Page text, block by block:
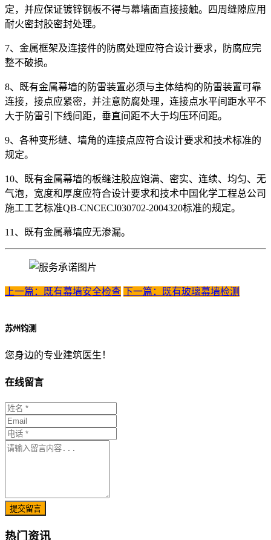
定，并应保证镀锌钢板不得与幕墙面直接接触。四周缝隙应用
耐火密封胶密封处理。
7、金属框架及连接件的防腐处理应符合设计要求，防腐应完
整不破损。
8、既有金属幕墙的防雷装置必须与主体结构的防雷装置可靠
连接，接点应紧密，并注意防腐处理，连接点水平间距水平不
大于防雷引下线间距，垂直间距不大于均压环间距。
9、各种变形缝、墙角的连接点应符合设计要求和技术标准的
规定。
10、既有金属幕墙的板缝注胶应饱满、密实、连续、均匀、无
气泡，宽度和厚度应符合设计要求和技术中国化学工程总公司
施工工艺标准QB-CNCECJ030702-2004320标准的规定。
11、既有金属幕墙应无渗漏。
上一篇：既有幕墙安全检查 下一篇：既有玻璃幕墙检测
苏州钧测
您身边的专业建筑医生！
在线留言
提交留言
热门资讯